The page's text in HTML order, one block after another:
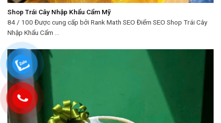
Shop Trái Cây Nhập Khẩu Cẩm Mỹ
84 / 100 Được cung cấp bởi Rank Math SEO Điểm SEO Shop Trái Cây
Nhập Khẩu Cẩm ...